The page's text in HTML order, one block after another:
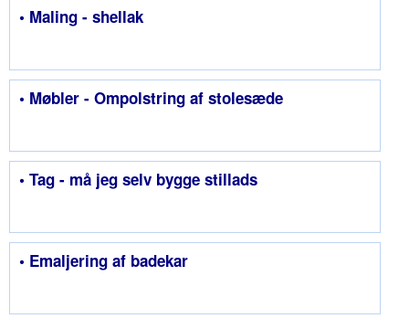
• Maling - shellak
• Møbler - Ompolstring af stolesæde
• Tag - må jeg selv bygge stillads
• Emaljering af badekar